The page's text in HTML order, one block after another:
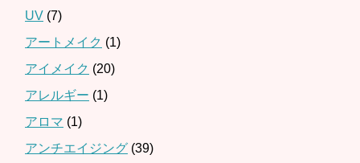
UV (7)
アートメイク (1)
アイメイク (20)
アレルギー (1)
アロマ (1)
アンチエイジング (39)